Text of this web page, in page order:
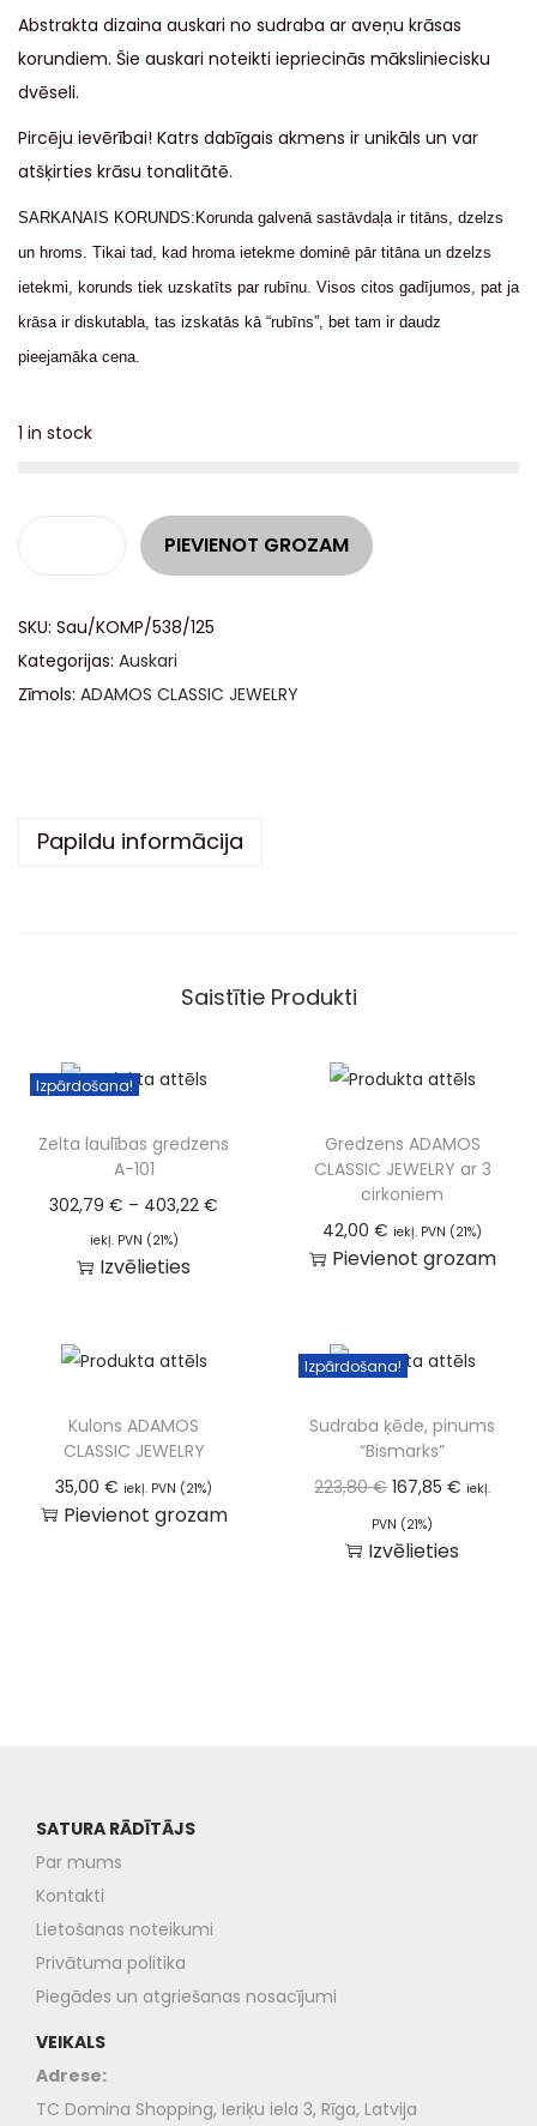
Abstrakta dizaina auskari no sudraba ar aveņu krāsas
korundiem. Šie auskari noteikti iepriecinās māksliniecisku
dvēseli.
Pircēju ievērībai! Katrs dabīgais akmens ir unikāls un var
atšķirties krāsu tonalitātē.
SARKANAIS KORUNDS:Korunda galvenā sastāvdaļa ir titāns, dzelzs
un hroms. Tikai tad, kad hroma ietekme dominē pār titāna un dzelzs
ietekmi, korunds tiek uzskatīts par rubīnu. Visos citos gadījumos, pat ja
krāsa ir diskutabla, tas izskatās kā “rubīns”, bet tam ir daudz
pieejamāka cena.
1 in stock
PIEVIENOT GROZAM
SKU: Sau/KOMP/538/125
Kategorijas: Auskari
Zīmols: ADAMOS CLASSIC JEWELRY
Papildu informācija
Saistītie Produkti
Izpārdošana!
Zelta laulības gredzens
A-101
302,79€ – 403,22€
iekļ. PVN (21%)
Izvēlieties
Gredzens ADAMOS
CLASSIC JEWELRY ar 3
cirkoniem
42,00€ iekļ. PVN (21%)
Pievienot grozam
Kulons ADAMOS
CLASSIC JEWELRY
35,00€ iekļ. PVN (21%)
Pievienot grozam
Izpārdošana!
Sudraba ķēde, pinums
“Bismarks”
223,80€ 167,85€ iekļ.
PVN (21%)
Izvēlieties
SATURA RĀDĪTĀJS
Par mums
Kontakti
Lietošanas noteikumi
Privātuma politika
Piegādes un atgriešanas nosacījumi
VEIKALS
Adrese:
TC Domina Shopping, Ieriķu iela 3, Rīga, Latvija